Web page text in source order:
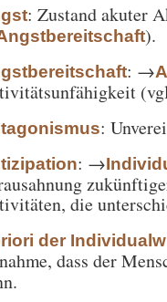
: Zustand akuter
).
: →
:
: →
die
der
dass der